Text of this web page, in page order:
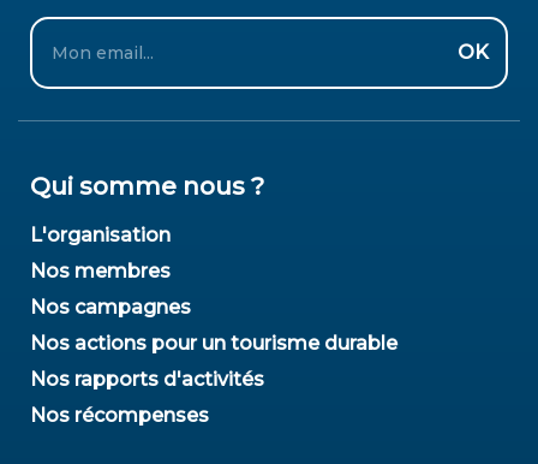
Email
OK
Qui somme nous ?
L'organisation
Nos membres
Nos campagnes
Nos actions pour un tourisme durable
Nos rapports d'activités
Nos récompenses